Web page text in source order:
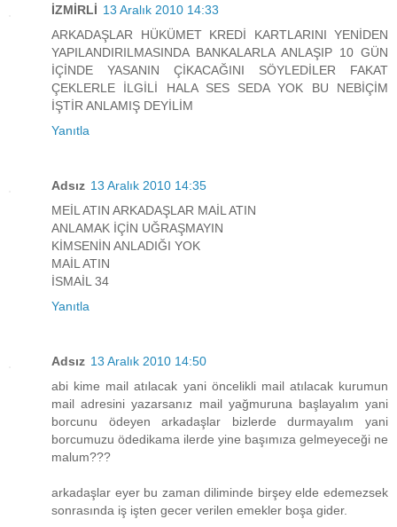
İZMİRLİ 13 Aralık 2010 14:33
ARKADAŞLAR HÜKÜMET KREDİ KARTLARINI YENİDEN
YAPILANDIRILMASINDA BANKALARLA ANLAŞIP 10 GÜN
İÇİNDE YASANIN ÇİKACAĞINI SÖYLEDİLER FAKAT
ÇEKLERLE İLGİLİ HALA SES SEDA YOK BU NEBİÇİM
İŞTİR ANLAMIŞ DEYİLİM
Yanıtla
Adsız 13 Aralık 2010 14:35
MEİL ATIN ARKADAŞLAR MAİL ATIN
ANLAMAK İÇİN UĞRAŞMAYIN
KİMSENİN ANLADIĞI YOK
MAİL ATIN
İSMAİL 34
Yanıtla
Adsız 13 Aralık 2010 14:50
abi kime mail atılacak yani öncelikli mail atılacak kurumun
mail adresini yazarsanız mail yağmuruna başlayalım yani
borcunu ödeyen arkadaşlar bizlerde durmayalım yani
borcumuzu ödedikama ilerde yine başımıza gelmeyeceği ne
malum???
arkadaşlar eyer bu zaman diliminde birşey elde edemezsek
sonrasında iş işten gecer verilen emekler boşa gider.